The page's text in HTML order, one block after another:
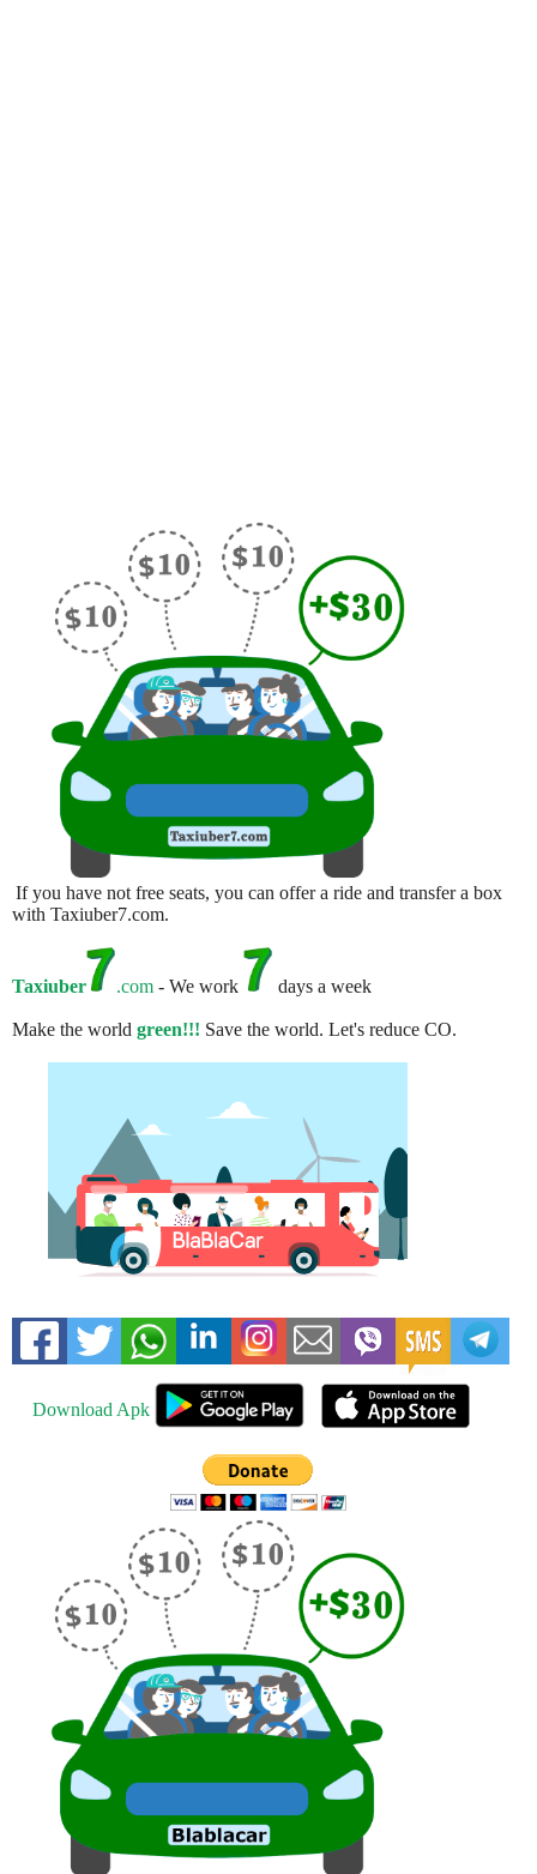
If you have not free seats, you can offer a ride and transfer a box
with Taxiuber7.com.
Taxiuber .com - We work days a week
Make the world green!!! Save the world. Let's reduce CO.
Download Apk